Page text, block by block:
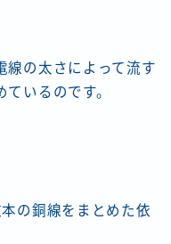
線の太さによって流す
いるのです。
の銅線をまとめた依